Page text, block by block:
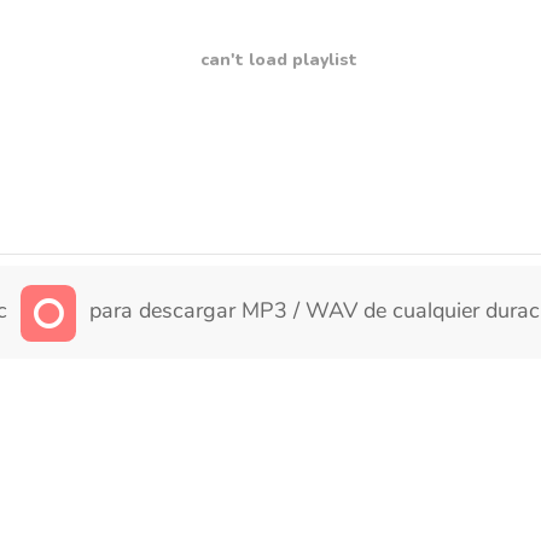
can't load playlist
para descargar MP3 / WAV de cualquier